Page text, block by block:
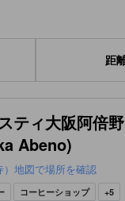
距
ティ大阪阿倍
Abeno)
）地図で場所を確認
コーヒーショップ +5